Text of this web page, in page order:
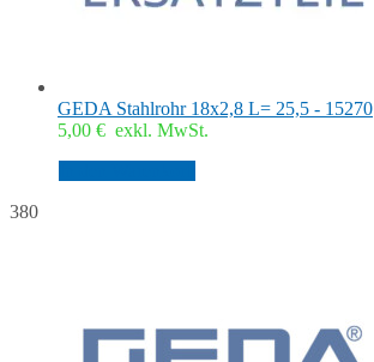
GEDA Stahlrohr 18x2,8 L= 25,5 - 15270
5,00 € exkl. MwSt.
380